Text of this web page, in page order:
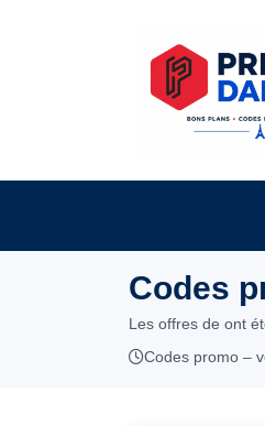
Codes
Les offres de ont
Codes promo –